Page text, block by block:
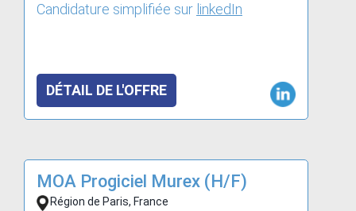
Candidature simplifiée sur linkedIn
DÉTAIL DE L'OFFRE
MOA Progiciel Murex (H/F)
Région de Paris, France